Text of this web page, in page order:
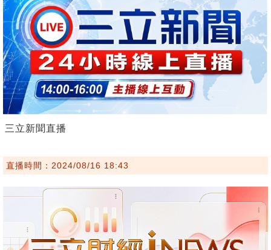
三立新聞直播
直播時間：2024/08/16 18:43